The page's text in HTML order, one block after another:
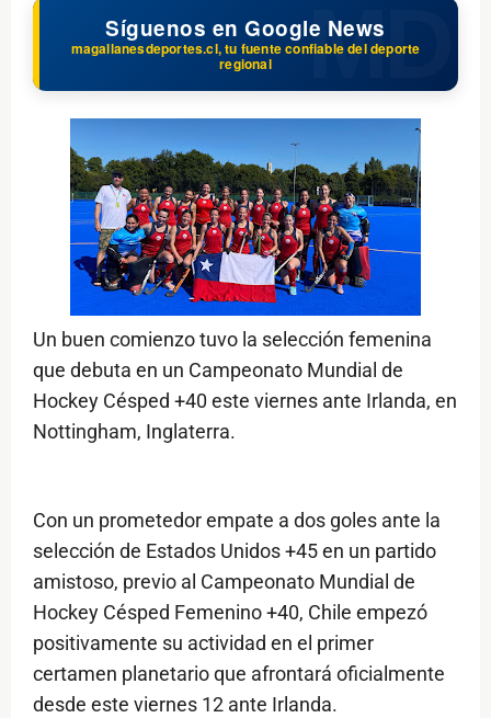
Síguenos en Google News
magallanesdeportes.cl, tu fuente confiable del deporte
regional
Un buen comienzo tuvo la selección femenina
que debuta en un Campeonato Mundial de
Hockey Césped +40 este viernes ante Irlanda, en
Nottingham, Inglaterra.
Con un prometedor empate a dos goles ante la
selección de Estados Unidos +45 en un partido
amistoso, previo al Campeonato Mundial de
Hockey Césped Femenino +40, Chile empezó
positivamente su actividad en el primer
certamen planetario que afrontará oficialmente
desde este viernes 12 ante Irlanda.